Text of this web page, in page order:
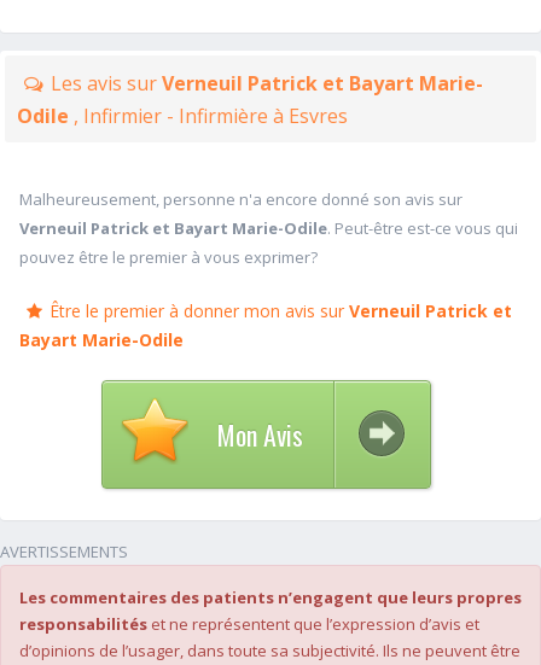
Les avis surVerneuil Patrick et Bayart Marie-
Odile , Infirmier - Infirmière à Esvres
Malheureusement, personne n'a encore donné son avis sur
Verneuil Patrick et Bayart Marie-Odile. Peut-être est-ce vous qui
pouvez être le premier à vous exprimer?
Être le premier à donner mon avis sur Verneuil Patrick et
Bayart Marie-Odile
Mon Avis
AVERTISSEMENTS
Les commentaires des patients n’engagent que leurs propres
responsabilités et ne représentent que l’expression d’avis et
d’opinions de l’usager, dans toute sa subjectivité. Ils ne peuvent être